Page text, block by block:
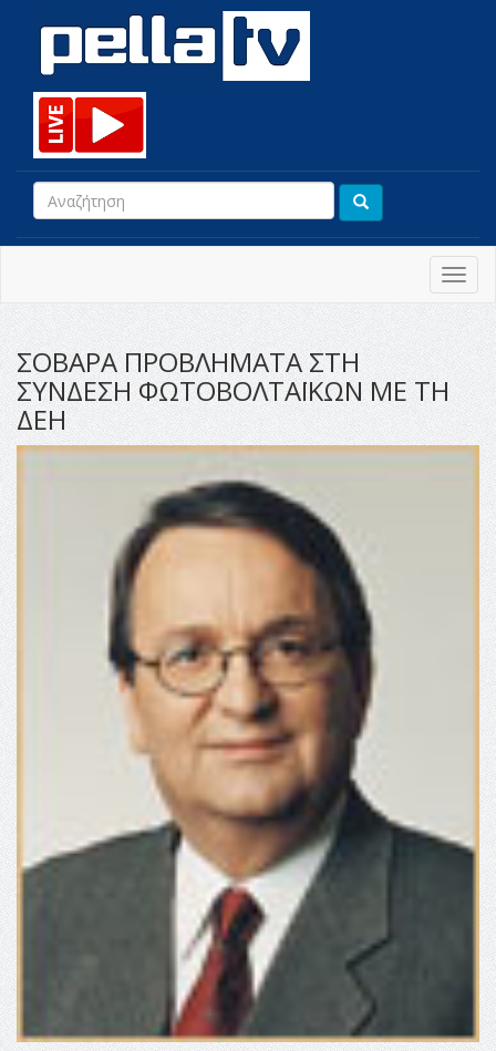
ΣΟΒΑΡΑ ΠΡΟΒΛΗΜΑΤΑ ΣΤΗ
ΣΥΝΔΕΣΗ ΦΩΤΟΒΟΛΤΑΪΚΩΝ ΜΕ ΤΗ
ΔΕΗ